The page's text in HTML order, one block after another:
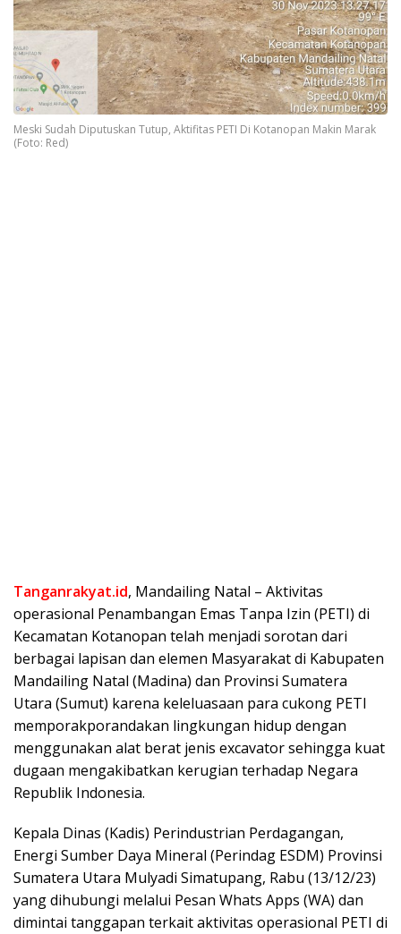
Meski Sudah Diputuskan Tutup, Aktifitas PETI Di Kotanopan Makin Marak
(Foto: Red)
Tanganrakyat.id, Mandailing Natal – Aktivitas
operasional Penambangan Emas Tanpa Izin (PETI) di
Kecamatan Kotanopan telah menjadi sorotan dari
berbagai lapisan dan elemen Masyarakat di Kabupaten
Mandailing Natal (Madina) dan Provinsi Sumatera
Utara (Sumut) karena keleluasaan para cukong PETI
memporakporandakan lingkungan hidup dengan
menggunakan alat berat jenis excavator sehingga kuat
dugaan mengakibatkan kerugian terhadap Negara
Republik Indonesia.
Kepala Dinas (Kadis) Perindustrian Perdagangan,
Energi Sumber Daya Mineral (Perindag ESDM) Provinsi
Sumatera Utara Mulyadi Simatupang, Rabu (13/12/23)
yang dihubungi melalui Pesan Whats Apps (WA) dan
dimintai tanggapan terkait aktivitas operasional PETI di